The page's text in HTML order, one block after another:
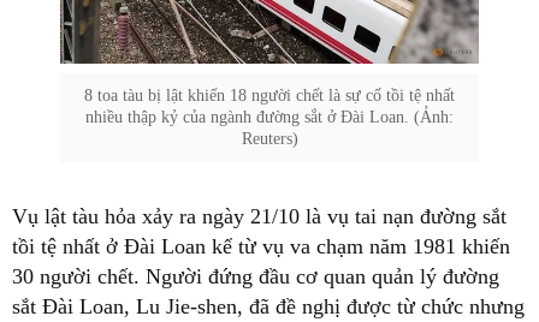
8 toa tàu bị lật khiến 18 người chết là sự cố tồi tệ nhất
nhiều thập kỷ của ngành đường sắt ở Đài Loan. (Ảnh:
Reuters)
Vụ lật tàu hỏa xảy ra ngày 21/10 là vụ tai nạn đường sắt
tồi tệ nhất ở Đài Loan kể từ vụ va chạm năm 1981 khiến
30 người chết. Người đứng đầu cơ quan quản lý đường
sắt Đài Loan, Lu Jie-shen, đã đề nghị được từ chức nhưng